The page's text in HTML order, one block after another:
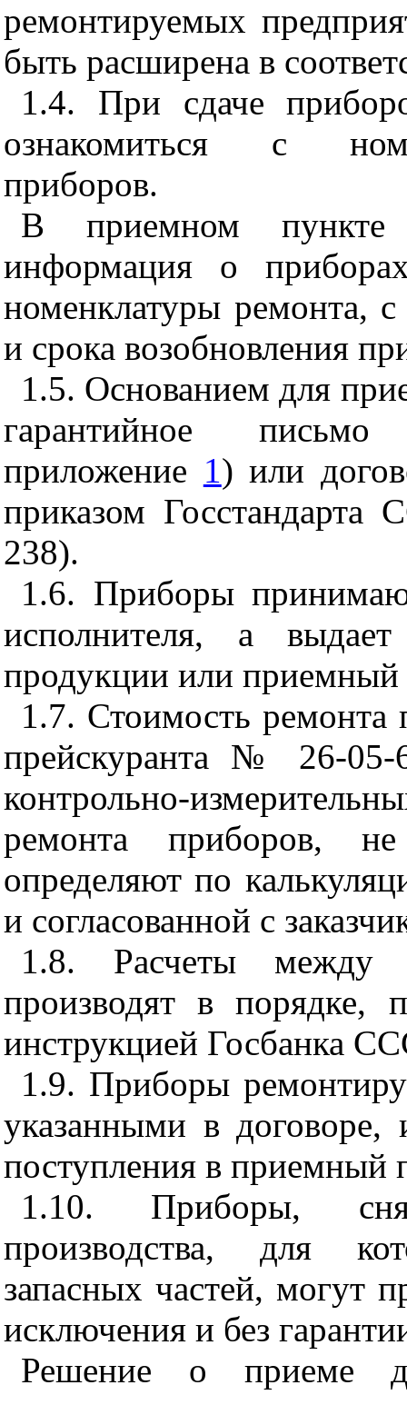
ремонтируемых
быть расширена в
1.4. При сдаче
ознакомиться с
приборов.
В приемном пункте
информация о
номенклатуры ремонта,
и срока возобновления
1.5. Основанием для
гарантийное письмо
приложение 1) или
приказом
238).
1.6. Приборы
исполнителя, а
продукции или приемный
1.7. Стоимость ремонта
прейскуранта № 26-
контрольно-
ремонта приборов,
определяют по
и согласованной с
1.8. Расчеты между
производят в порядке,
инструкцией Госбанка
1.9. Приборы
указанными в договоре,
поступления в приемный
1.10. Приборы,
производства, для
запасных частей, могут
исключения и без
Решение о приеме